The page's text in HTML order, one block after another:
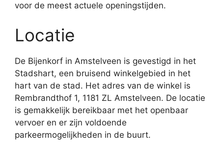
voor de meest actuele openingstijden.
Locatie
De Bijenkorf in Amstelveen is gevestigd in het
Stadshart, een bruisend winkelgebied in het
hart van de stad. Het adres van de winkel is
Rembrandthof 1, 1181 ZL Amstelveen. De locatie
is gemakkelijk bereikbaar met het openbaar
vervoer en er zijn voldoende
parkeermogelijkheden in de buurt.